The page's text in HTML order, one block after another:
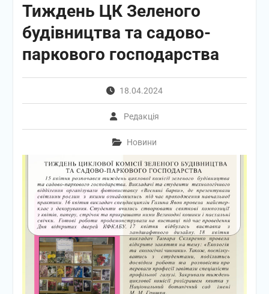
Тиждень ЦК Зеленого
будівництва та садово-
паркового господарства
18.04.2024
Редакція
Новини